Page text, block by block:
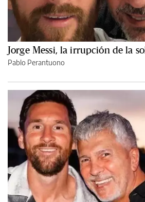
Jorge Messi, la irrupción de la
Pablo Perantuono